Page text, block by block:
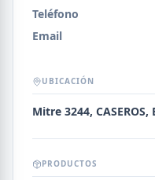
Teléfono
Email
UBICACIÓN
Mitre 3244, CASEROS,
PRODUCTOS